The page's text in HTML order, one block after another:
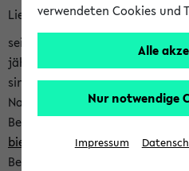
Liebe Studierende,
seit 2023 verleiht das Rektorat
jährlich den
sind herzlich eingeladen sich
Nachhaltigkeitsbüro zu
Bewerbung dieses Formular<
bielefeld.de/frontend-server/
Bewerbungsfrist endet am
verwendeten Cookies und
Alle
Nur notwendige
Impressum